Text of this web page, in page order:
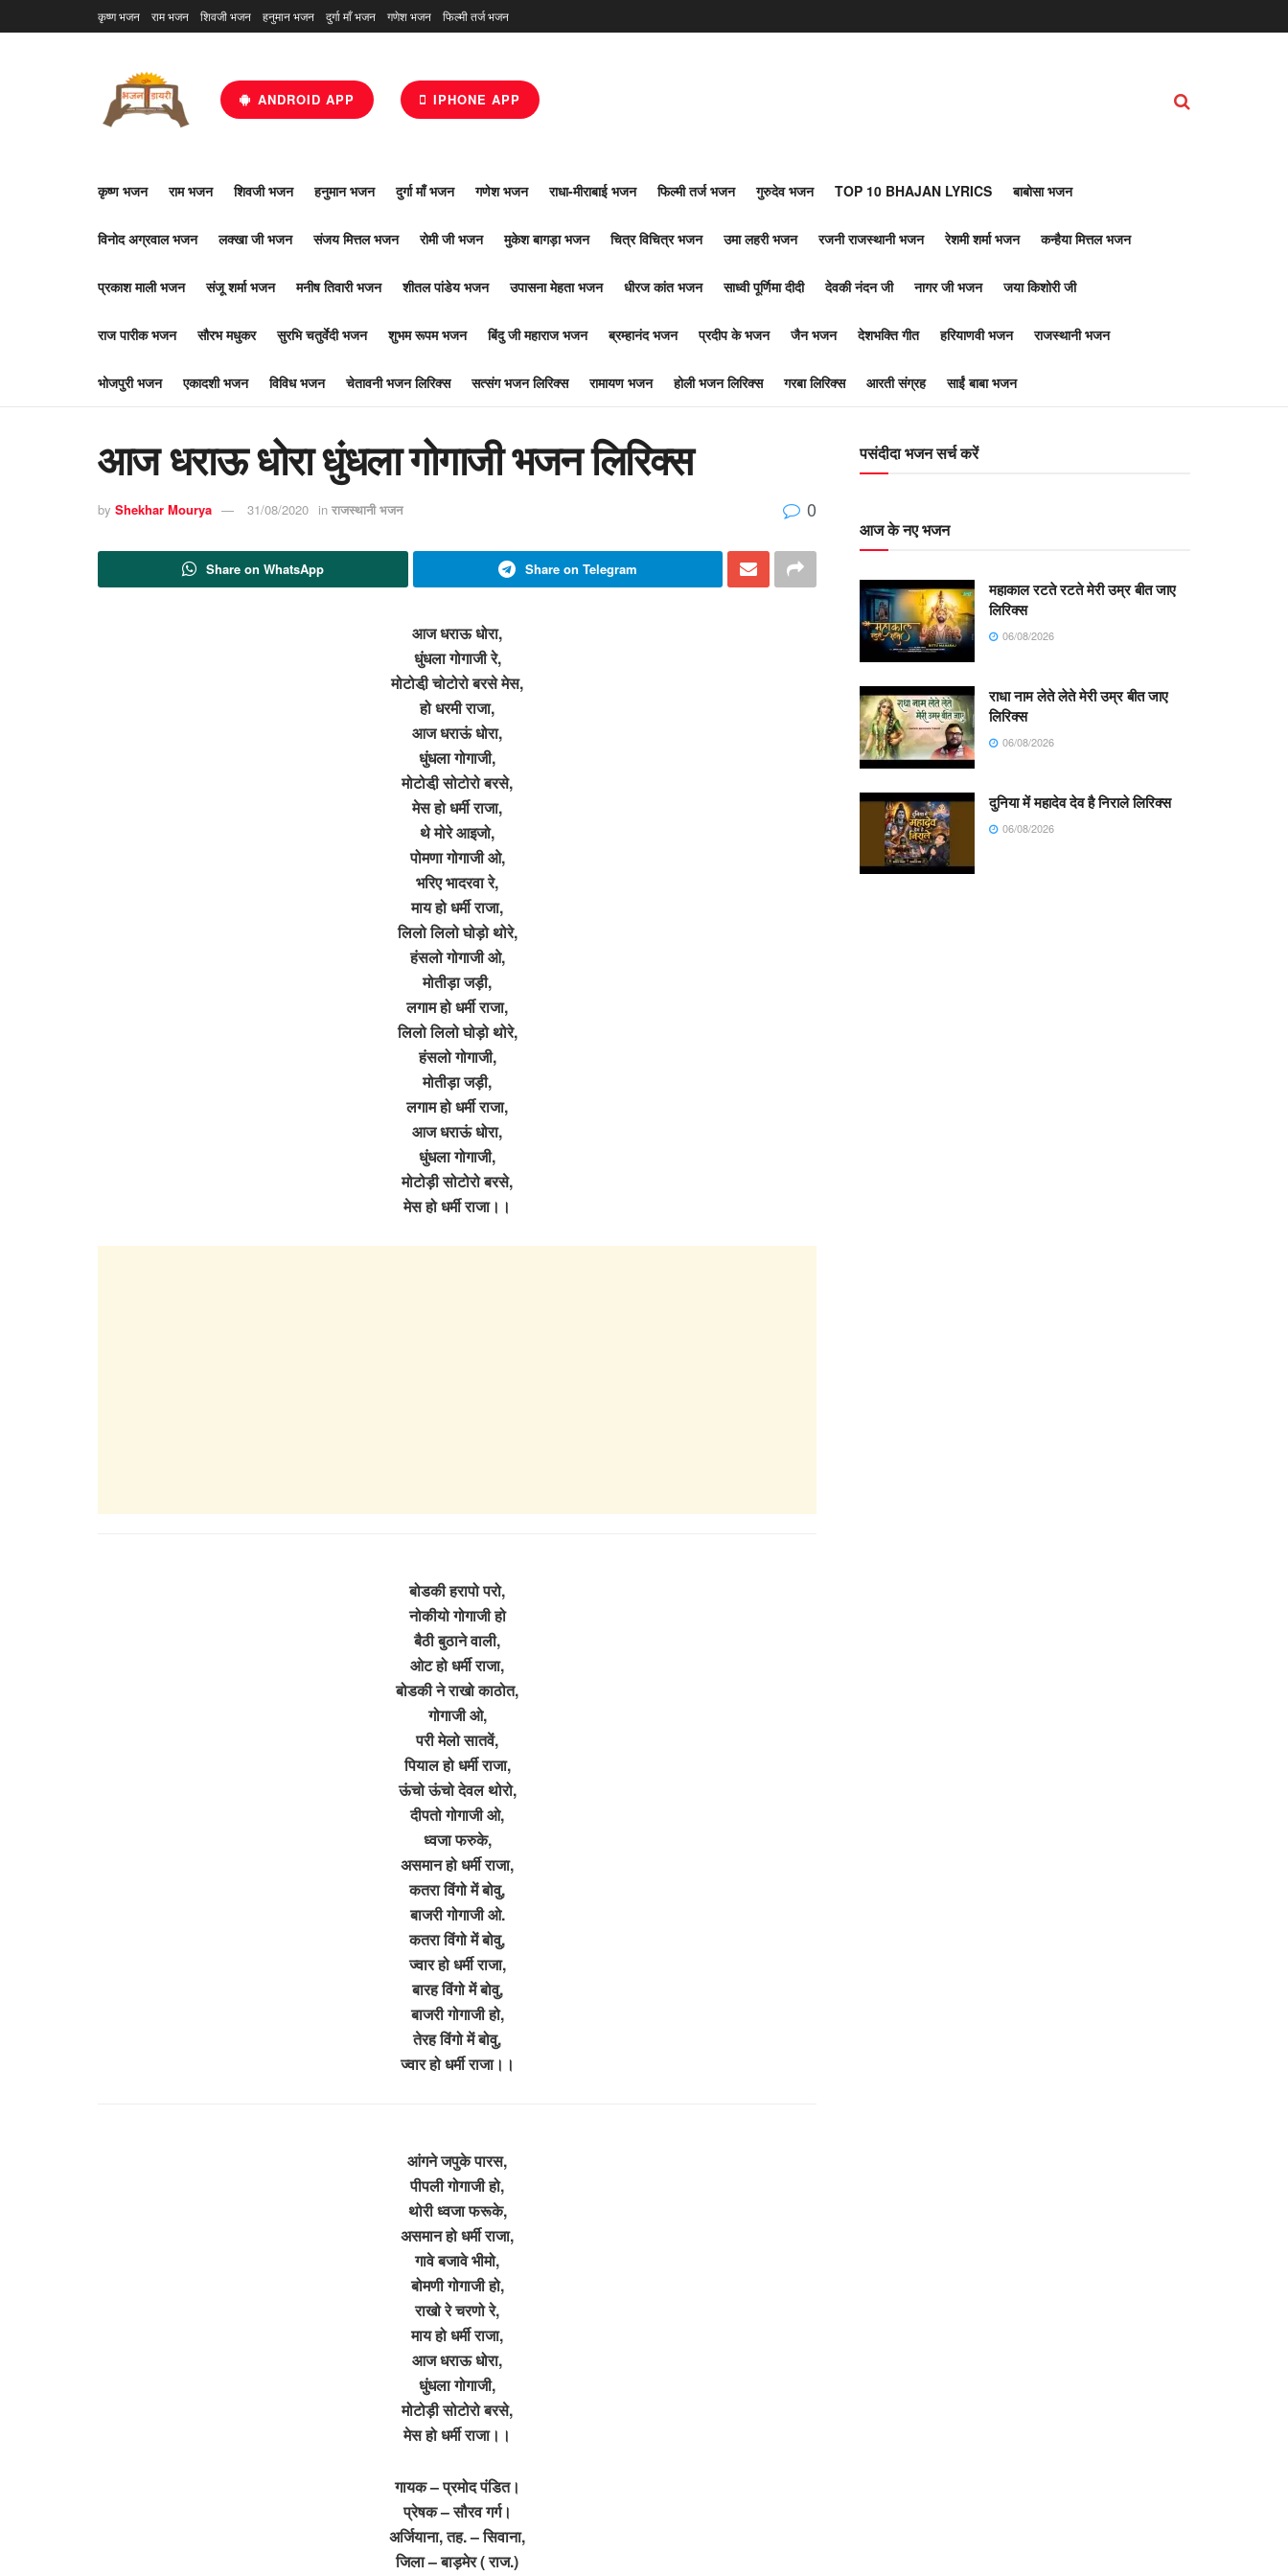
कृष्ण भजन राम भजन शिवजी भजन हनुमान भजन दुर्गा माँ भजन गणेश भजन फिल्मी तर्ज भजन
ANDROID APP IPHONE APP
कृष्ण भजन राम भजन शिवजी भजन हनुमान भजन दुर्गा माँ भजन गणेश भजन राधा-मीराबाई भजन फिल्मी तर्ज भजन गुरुदेव भजन TOP 10 BHAJAN LYRICS बाबोसा भजन
विनोद अग्रवाल भजन लक्खा जी भजन संजय मित्तल भजन रोमी जी भजन मुकेश बागड़ा भजन चित्र विचित्र भजन उमा लहरी भजन रजनी राजस्थानी भजन रेशमी शर्मा भजन कन्हैया मित्तल भजन
प्रकाश माली भजन संजू शर्मा भजन मनीष तिवारी भजन शीतल पांडेय भजन उपासना मेहता भजन धीरज कांत भजन साध्वी पूर्णिमा दीदी देवकी नंदन जी नागर जी भजन जया किशोरी जी
राज पारीक भजन सौरभ मधुकर सुरभि चतुर्वेदी भजन शुभम रूपम भजन बिंदु जी महाराज भजन ब्रम्हानंद भजन प्रदीप के भजन जैन भजन देशभक्ति गीत हरियाणवी भजन राजस्थानी भजन
भोजपुरी भजन एकादशी भजन विविध भजन चेतावनी भजन लिरिक्स सत्संग भजन लिरिक्स रामायण भजन होली भजन लिरिक्स गरबा लिरिक्स आरती संग्रह साईं बाबा भजन
आज धराऊ धोरा धुंधला गोगाजी भजन लिरिक्स
by Shekhar Mourya 31/08/2020 in राजस्थानी भजन 0
Share on WhatsApp Share on Telegram
आज धराऊ धोरा,
धुंधला गोगाजी रे,
मोटोडी़ चोटोरो बरसे मेस,
हो धरमी राजा,
आज धराऊं धोरा,
धुंधला गोगाजी,
मोटोडी़ सोटोरो बरसे,
मेस हो धर्मी राजा,
थे मोरे आइजो,
पोमणा गोगाजी ओ,
भरिए भादरवा रे,
माय हो धर्मी राजा,
लिलो लिलो घोड़ो थोरे,
हंसलो गोगाजी ओ,
मोतीड़ा जड़ी,
लगाम हो धर्मी राजा,
लिलो लिलो घोड़ो थोरे,
हंसलो गोगाजी,
मोतीड़ा जड़ी,
लगाम हो धर्मी राजा,
आज धराऊं धोरा,
धुंधला गोगाजी,
मोटोड़ी सोटोरो बरसे,
मेस हो धर्मी राजा।।
बोडकी हरापो परो,
नोकीयो गोगाजी हो
बैठी बुठाने वाली,
ओट हो धर्मी राजा,
बोडकी ने राखो काठोत,
गोगाजी ओ,
परी मेलो सातवें,
पियाल हो धर्मी राजा,
ऊंचो ऊंचो देवल थोरो,
दीपतो गोगाजी ओ,
ध्वजा फरुके,
असमान हो धर्मी राजा,
कतरा विंगो में बोवु,
बाजरी गोगाजी ओ.
कतरा विंगो में बोवु,
ज्वार हो धर्मी राजा,
बारह विंगो में बोवु,
बाजरी गोगाजी हो,
तेरह विंगो में बोवु,
ज्वार हो धर्मी राजा।।
आंगने जपुके पारस,
पीपली गोगाजी हो,
थोरी ध्वजा फरूके,
असमान हो धर्मी राजा,
गावे बजावे भीमो,
बोमणी गोगाजी हो,
राखो रे चरणो रे,
माय हो धर्मी राजा,
आज धराऊ धोरा,
धुंधला गोगाजी,
मोटोड़ी सोटोरो बरसे,
मेस हो धर्मी राजा।।
गायक – प्रमोद पंडित।
प्रेषक – सौरव गर्ग।
अर्जियाना, तह. – सिवाना,
जिला – बाड़मेर ( राज.)
पसंदीदा भजन सर्च करें
आज के नए भजन
महाकाल रटते रटते मेरी उम्र बीत जाए
लिरिक्स
06/08/2026
राधा नाम लेते लेते मेरी उम्र बीत जाए
लिरिक्स
06/08/2026
दुनिया में महादेव देव है निराले लिरिक्स
06/08/2026